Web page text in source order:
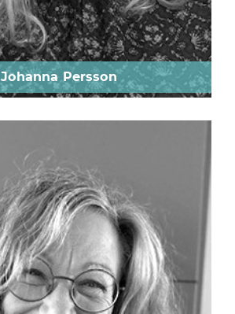
Johanna Persson